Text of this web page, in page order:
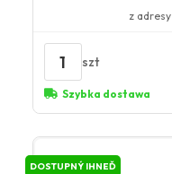
z adresy
1 szt
Szybka dostawa
DOSTUPNÝ IHNEĎ